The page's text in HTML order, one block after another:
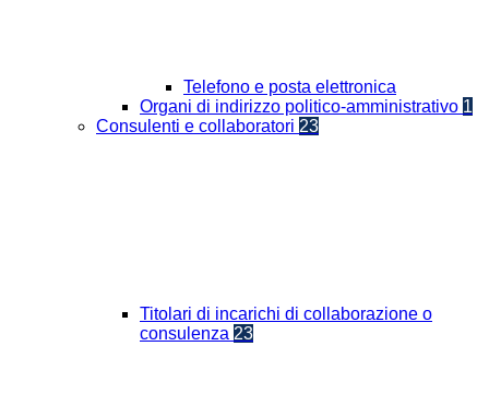
Telefono e posta elettronica
Organi di indirizzo politico-amministrativo 1
Consulenti e collaboratori 23
Titolari di incarichi di collaborazione o
consulenza 23